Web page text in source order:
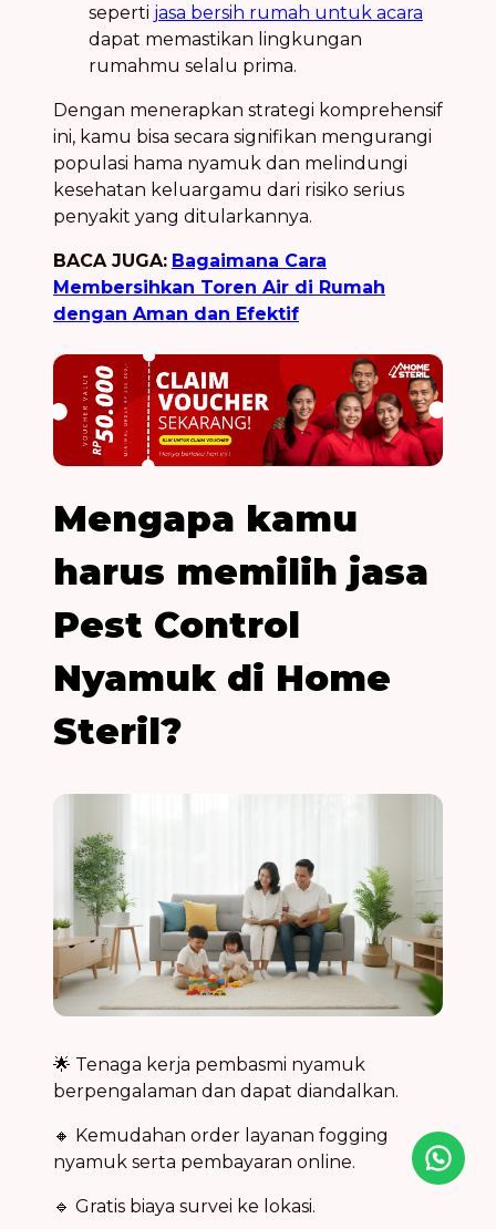
seperti jasa bersih rumah untuk acara
dapat memastikan lingkungan
rumahmu selalu prima.
Dengan menerapkan strategi komprehensif
ini, kamu bisa secara signifikan mengurangi
populasi hama nyamuk dan melindungi
kesehatan keluargamu dari risiko serius
penyakit yang ditularkannya.
BACA JUGA: Bagaimana Cara
Membersihkan Toren Air di Rumah
dengan Aman dan Efektif
Mengapa kamu
harus memilih jasa
Pest Control
Nyamuk di Home
Steril?
🌟 Tenaga kerja pembasmi nyamuk
berpengalaman dan dapat diandalkan.
🔸 Kemudahan order layanan fogging
nyamuk serta pembayaran online.
🔹 Gratis biaya survei ke lokasi.
Icon